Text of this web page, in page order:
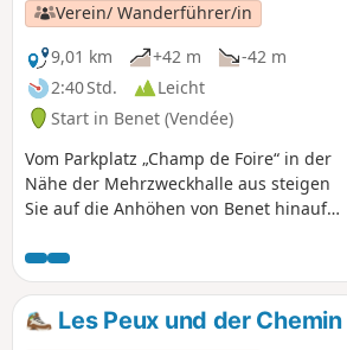
Verein/ Wanderführer/in
9,01 km
+42 m
-42 m
2:40 Std.
Leicht
Start in Benet (Vendée)
Vom Parkplatz „Champ de Foire“ in der
Nähe der Mehrzweckhalle aus steigen
Sie auf die Anhöhen von Benet hinauf
Straße, die einen Panoramablick auf die
Getreidefelder bietet, zum Port d'Aziré;
der Rückweg führt über die Plaine de
Pierre Plate und den Weiler Villeneuve.
Les Peux und der